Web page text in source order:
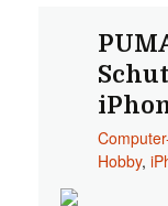
Hobby,